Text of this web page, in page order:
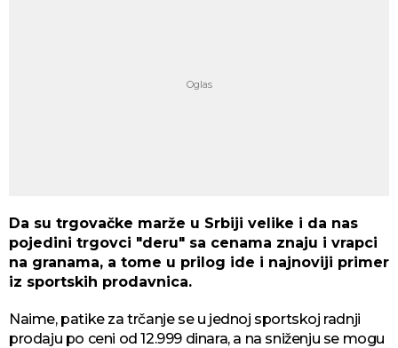
Da su trgovačke marže u Srbiji velike i da nas
pojedini trgovci "deru" sa cenama znaju i vrapci
na granama, a tome u prilog ide i najnoviji primer
iz sportskih prodavnica.
Naime, patike za trčanje se u jednoj sportskoj radnji
prodaju po ceni od 12.999 dinara, a na sniženju se mogu